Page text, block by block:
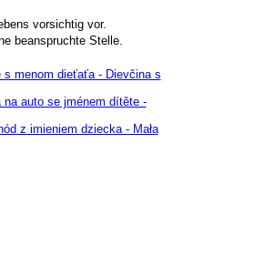
vorsichtig vor.
beanspruchte Stelle.
s menom dieťaťa - Dievčina s
na auto se jménem dítěte -
z imieniem dziecka - Mała